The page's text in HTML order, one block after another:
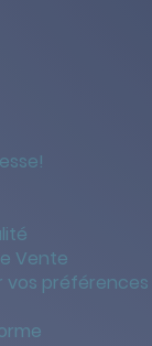
Vente
vos